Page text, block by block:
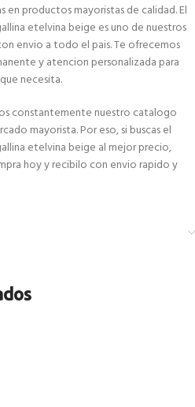
en productos mayoristas de calidad. El
etelvina beige es uno de nuestros
envio a todo el pais. Te ofrecemos
y atencion personalizada para
necesita.
constantemente nuestro catalogo
mayorista. Por eso, si buscas el
etelvina beige al mejor precio,
hoy y recibilo con envio rapido y